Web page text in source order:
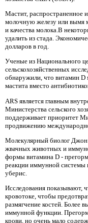
Мастит, распространенное
молочную железу или вымя
и качества молока.В
удалить из стада.
долларов в год.
Ученые из Национального
сельскохозяйственных
обнаружили, что витамин D
мастита вместо
ARS является главным
Министерства сельского
поддерживает приоритет
продвижению
Молекулярный биолог Джон
жвачных животных и
формы витамина D -
реакции иммунной системы
уберис.
Исследования показывают,
кровотоке, чтобы
размягчение костей. Более
иммунной функции.
крови, но очень мало